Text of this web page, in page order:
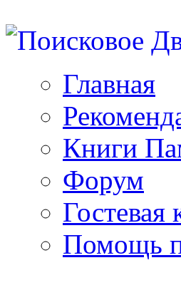
Главная
Книги
Форум
Гостевая
Помощь